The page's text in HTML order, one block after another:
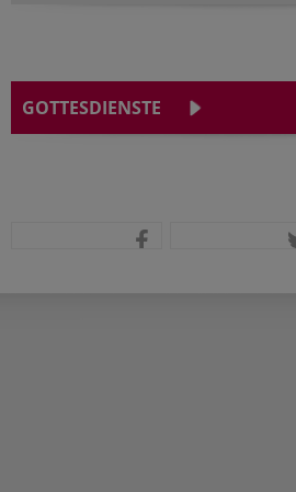
GOTTESDIENSTE